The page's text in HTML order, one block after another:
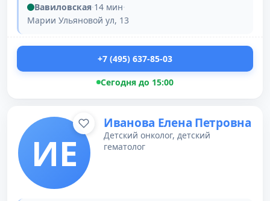
Вавиловская·14 мин·
Марии Ульяновой ул, 13
+7 (495) 637-85-03
Сегодня до 15:00
ИЕ
Иванова Елена Петровна
Детский онколог, детский
гематолог